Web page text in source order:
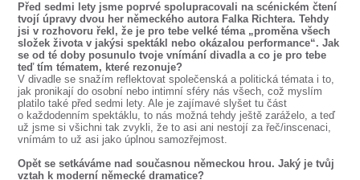
Před sedmi lety jsme poprvé spolupracovali na scénickém čtení
tvojí úpravy dvou her německého autora Falka Richtera. Tehdy
jsi v rozhovoru řekl, že je pro tebe velké téma „proměna všech
složek života v jakýsi spektákl nebo okázalou performance“. Jak
se od té doby posunulo tvoje vnímání divadla a co je pro tebe
teď tím tématem, které rezonuje?
V divadle se snažím reflektovat společenská a politická témata i to,
jak pronikají do osobní nebo intimní sféry nás všech, což myslím
platilo také před sedmi lety. Ale je zajímavé slyšet tu část
o každodenním spektáklu, to nás možná tehdy ještě zaráželo, a teď
už jsme si všichni tak zvykli, že to asi ani nestojí za řeč/inscenaci,
vnímám to už asi jako úplnou samozřejmost.
Opět se setkáváme nad současnou německou hrou. Jaký je tvůj
vztah k moderní německé dramatice?